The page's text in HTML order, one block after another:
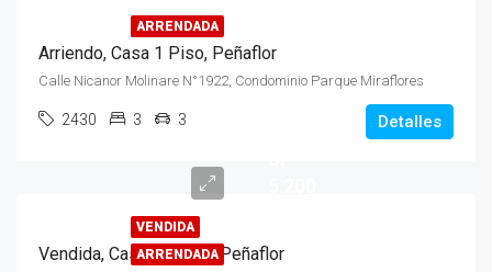
ARRENDADA
Arriendo, Casa 1 Piso, Peñaflor
Calle Nicanor Molinare N°1922, Condominio Parque Miraflores
2430 3 3 Detalles
VENDIDA
ARRENDADA
Vendida, Casa 2 Pisos, Peñaflor